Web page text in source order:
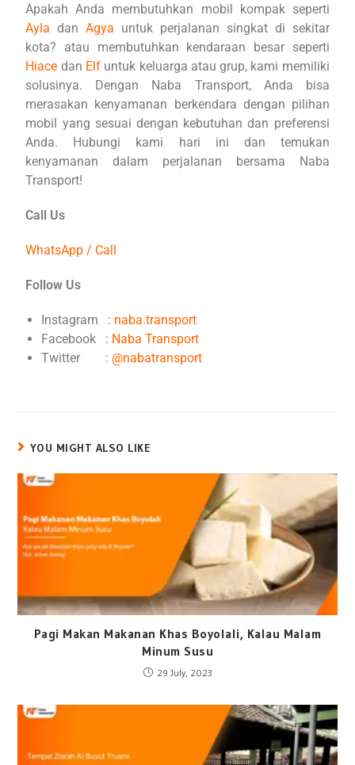
Apakah Anda membutuhkan mobil kompak seperti
AyladanAgya untuk perjalanan singkat di sekitar
kota? atau membutuhkan kendaraan besar seperti
Hiace dan Elf untuk keluarga atau grup, kami memiliki
solusinya. Dengan Naba Transport, Anda bisa
merasakan kenyamanan berkendara dengan pilihan
mobil yang sesuai dengan kebutuhan dan preferensi
Anda. Hubungi kami hari ini dan temukan
kenyamanan dalam perjalanan bersama Naba
Transport!
Call Us
WhatsApp / Call
Follow Us
Instagram : naba.transport
Facebook : Naba Transport
Twitter : @nabatransport
YOU MIGHT ALSO LIKE
Pagi Makan Makanan Khas Boyolali, Kalau Malam
Minum Susu
29 July, 2023